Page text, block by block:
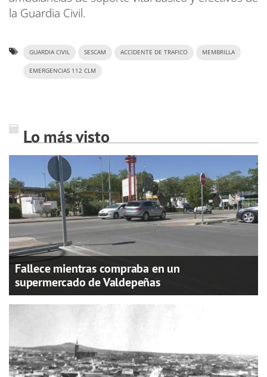
la Guardia Civil.
GUARDIA CIVIL SESCAM ACCIDENTE DE TRAFICO MEMBRILLA
EMERGENCIAS 112 CLM
Lo más visto
Fallece mientras compraba en un
supermercado de Valdepeñas